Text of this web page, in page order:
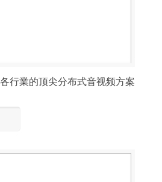
行業的顶尖分布式音视频方案